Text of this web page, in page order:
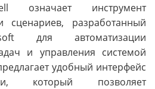
означает инструмент
разработанный
для автоматизации
и управления системой
удобный интерфейс
который позволяет